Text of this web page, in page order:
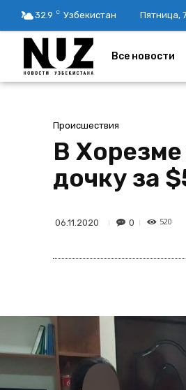
32.9 C Узбекистан Пятница,
Все новости
Происшествия
В
дочку за
06.11.2020 0 520